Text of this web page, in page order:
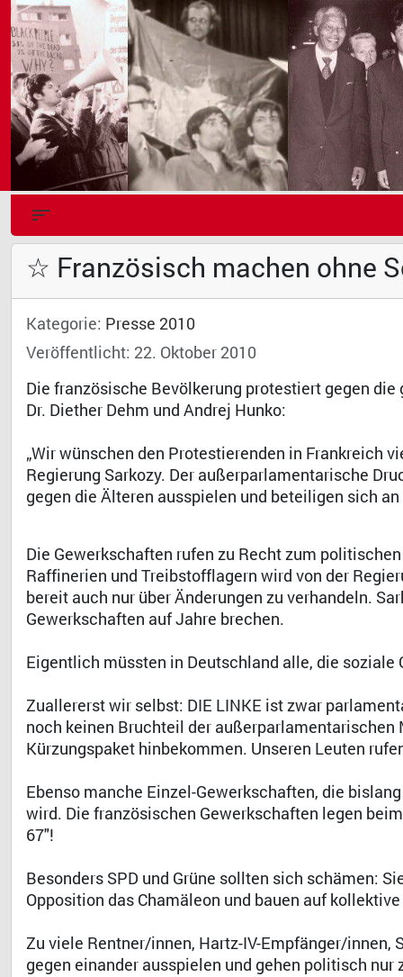
☆ Französisch machen ohne
Kategorie: Presse 2010
Veröffentlicht: 22. Oktober 2010
Die französische Bevölkerung protestiert gegen
Dr. Diether Dehm und Andrej Hunko:
„Wir wünschen den Protestierenden in Frankreich
Regierung Sarkozy. Der außerparlamentarische
gegen die Älteren ausspielen und beteiligen sich
Die Gewerkschaften rufen zu Recht zum
Raffinerien und Treibstofflagern wird von der
bereit auch nur über Änderungen zu verhandeln.
Gewerkschaften auf Jahre brechen.
Eigentlich müssten in Deutschland alle, die
Zuallererst wir selbst: DIE LINKE ist zwar
noch keinen Bruchteil der
Kürzungspaket hinbekommen. Unseren Leuten
Ebenso manche Einzel-Gewerkschaften, die
wird. Die französischen Gewerkschaften legen
67"!
Besonders SPD und Grüne sollten sich schämen:
Opposition das Chamäleon und bauen auf
Zu viele Rentner/innen, Hartz-IV-Empfänger/
gegen einander ausspielen und gehen politisch nur